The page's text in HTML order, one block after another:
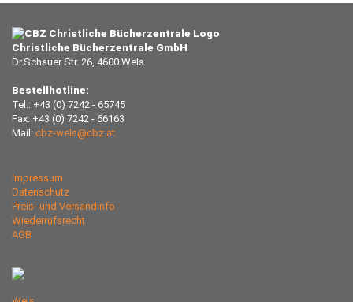
Christliche Bücherzentrale GmbH
Dr.Schauer Str. 26, 4600 Wels
Bestellhotline:
Tel.: +43 (0) 7242 - 65745
Fax: +43 (0) 7242 - 66163
Mail: cbz-wels@cbz.at
Impressum
Datenschutz
Preis- und Versandinfo
Wiederrufsrecht
AGB